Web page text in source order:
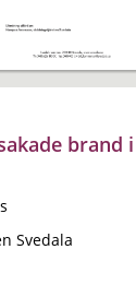
brand
Svedala